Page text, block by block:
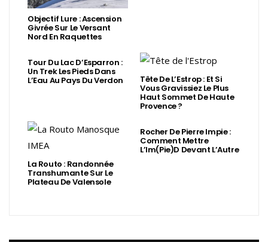
Objectif Lure : Ascension
Givrée Sur Le Versant
Nord En Raquettes
Tour Du Lac D’Esparron :
Un Trek Les Pieds Dans
L’Eau Au Pays Du Verdon Tête De L’Estrop : Et Si
Vous Gravissiez Le Plus
Haut Sommet De Haute
Provence ?
La Routo : Randonnée
Transhumante Sur Le
Plateau De Valensole
Rocher De Pierre Impie :
Comment Mettre
L’Im(Pie)d Devant L’Autre